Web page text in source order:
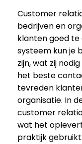
Customer
bedrijven en
klanten goed te
systeem kun je
zijn, wat zij
het beste
tevreden
organisatie. In
customer
wat het
praktijk gebruikt.